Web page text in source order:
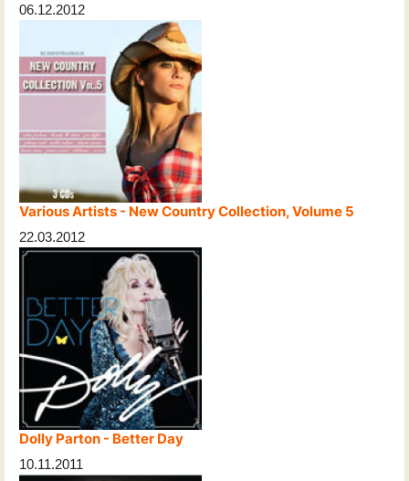
06.12.2012
Various Artists - New Country Collection, Volume 5
22.03.2012
Dolly Parton - Better Day
10.11.2011